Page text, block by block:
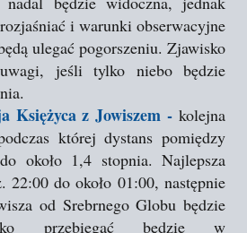
i warunki obserwacyjne
ulegać pogorszeniu. Zjawisko
jeśli tylko niebo będzie
Księżyca z Jowiszem - kolejna
której dystans pomiędzy
około 1,4 stopnia. Najlepsza
22:00 do około 01:00, następnie
od Srebrnego Globu będzie
przebiegać będzie w